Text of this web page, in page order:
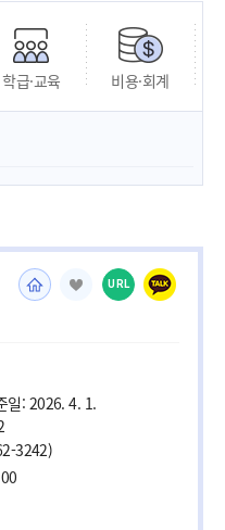
학급·교육 비용·회계
URL
일: 2026. 4. 1.
3242)